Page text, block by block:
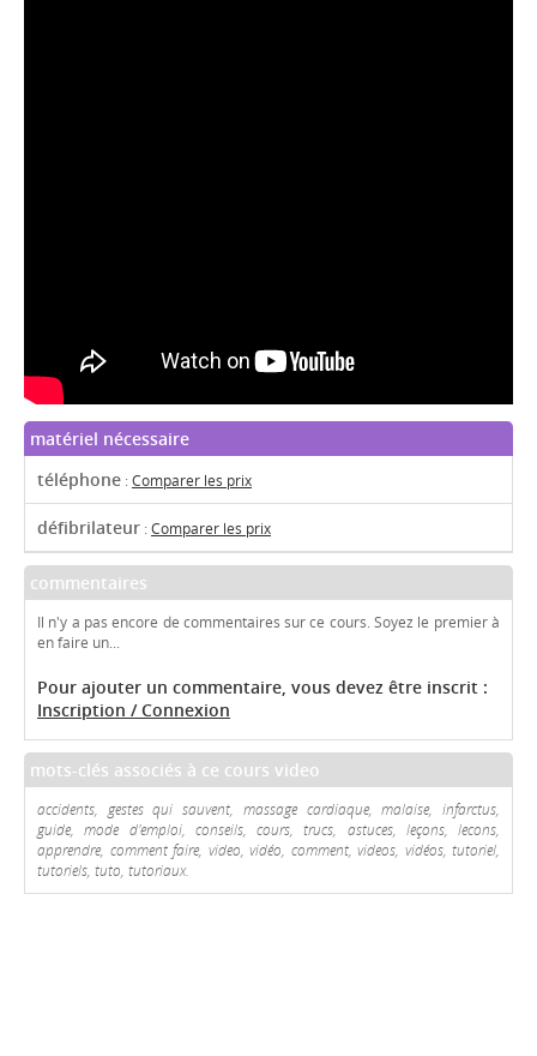
matériel nécessaire
téléphone :Comparer les prix
défibrilateur :Comparer les prix
commentaires
Il n'y a pas encore de commentaires sur ce cours. Soyez le premier à
en faire un...
Pour ajouter un commentaire, vous devez être inscrit :
Inscription / Connexion
mots-clés associés à ce cours video
accidents, gestes qui sauvent, massage cardiaque, malaise, infarctus,
guide, mode d'emploi, conseils, cours, trucs, astuces, leçons, lecons,
apprendre, comment faire, video, vidéo, comment, videos, vidéos, tutoriel,
tutoriels, tuto, tutoriaux.